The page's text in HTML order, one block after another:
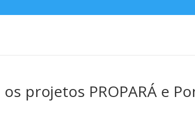
projetos PROPARÁ e